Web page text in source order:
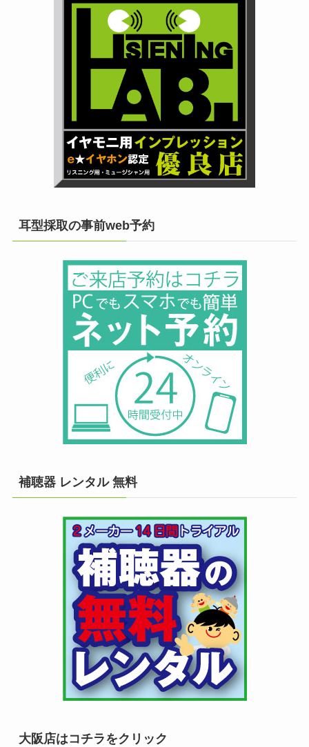
耳型採取の事前web予約
補聴器 レンタル 無料
大阪店はコチラをクリック